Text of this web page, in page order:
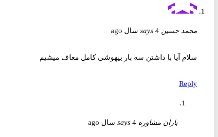
محمد حسین says 4 سال ago
سلام آیا با داشتن سه بار بیهوشی کامل معاف میشیم
Reply
باران مشاوره says 4 سال ago